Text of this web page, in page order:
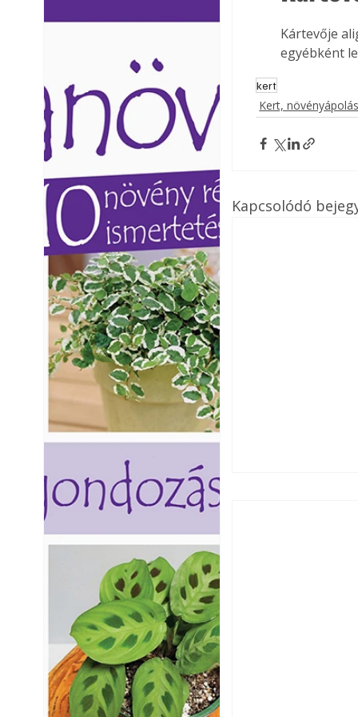
Laptapir kényelmes
mert: – t
Kártevője
egyébként
kert
Kert, növényápolás
Kapcsolódó